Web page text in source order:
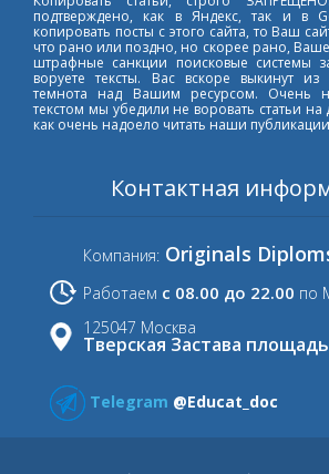
подтверждено, как в Яндекс, так и в
копировать посты с этого сайта, то Ваш
что рано или поздно, но скорее рано,
штрафные санкции поисковые системы
воруете тексты. Вас вскоре выкинут
темнота над Вашим ресурсом. Очень
текстом мы убедили не воровать статьи на
как очень надоело читать наши
Контактная
Компания: Originals
Работаем с 08.00 до 22.00 по
125047 Москва
Тверская Застава
Telegram @Educat_doc